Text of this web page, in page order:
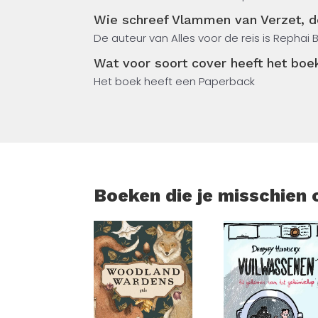
maken.
Terwijl de dreiging van totale vernietiging
behouden, moeten de rebellen alles op
De strijd voor vrijheid heeft echter een
wat je bent verloren? Ontdek de wereld
Wie schreef Vlammen van Verzet,
De auteur van Alles voor de reis is Rephai
Wat voor soort cover heeft het
Het boek heeft een Paperback
Boeken die je misschien